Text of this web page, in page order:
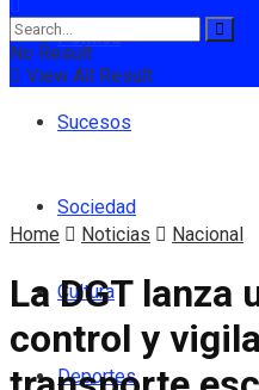
Política
Sucesos
Sociedad
Cultura
Deportes
No Result
View All Result
Home Noticias Nacional
La DGT lanza
control y